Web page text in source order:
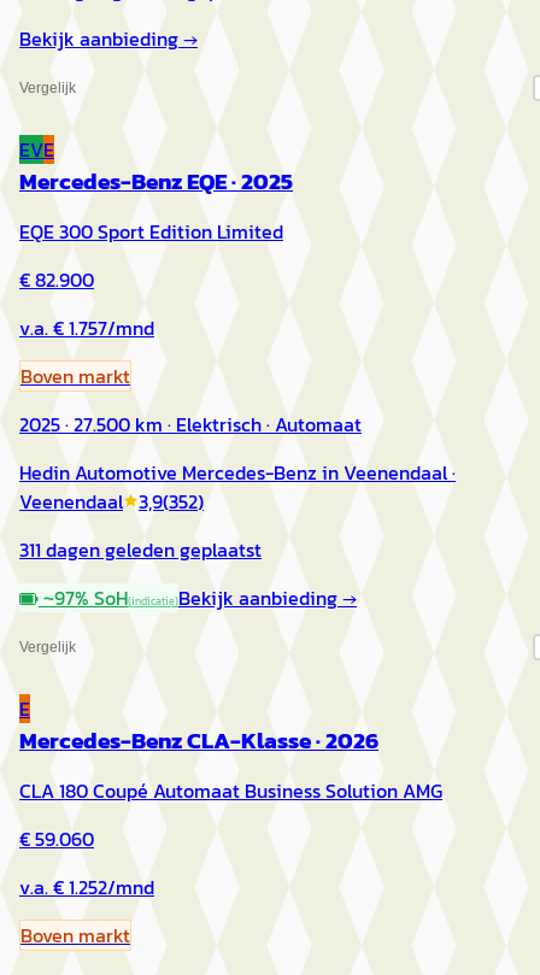
Bekijk aanbieding →
Vergelijk
EVE
Mercedes-Benz EQE·2025
EQE 300 Sport Edition Limited
€ 82.900
v.a. € 1.757/mnd
Boven markt
2025 · 27.500 km · Elektrisch · Automaat
Hedin Automotive Mercedes-Benz in Veenendaal·
Veenendaal 3,9(352)
311 dagen geleden geplaatst
~97% SoH(indicatie)Bekijk aanbieding →
Vergelijk
E
Mercedes-Benz CLA-Klasse·2026
CLA 180 Coupé Automaat Business Solution AMG
€ 59.060
v.a. € 1.252/mnd
Boven markt